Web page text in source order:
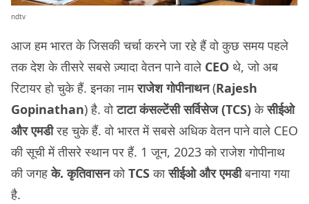
ndtv
आज हम भारत के जिसकी चर्चा करने जा रहे हैं वो कुछ समय पहले
तक देश के तीसरे सबसे ज़्यादा वेतन पाने वाले CEO थे, जो अब
रिटायर हो चुके हैं. इनका नामराजेश गोपीनाथन(Rajesh
Gopinathan) है. वोटाटा कंसल्टेंसी सर्विसेज (TCS)केसीईओ
और एमडीरह चुके हैं. वो भारत में सबसे अधिक वेतन पाने वाले CEO
की सूची में तीसरे स्थान पर हैं. 1 जून, 2023 को राजेश गोपीनाथ
की जगहके. कृतिवासनकोTCSकासीईओ और एमडीबनाया गया
है.